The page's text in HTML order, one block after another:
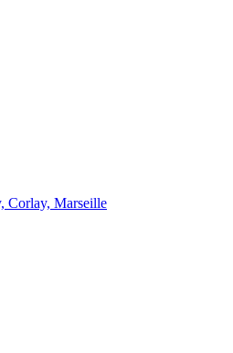
Corlay, Marseille